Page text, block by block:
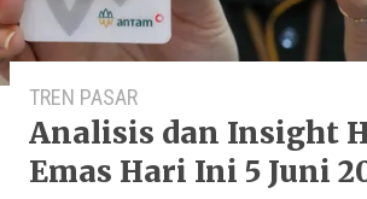
TREN PASAR
Analisis dan Insight
Emas Hari Ini 5 Juni